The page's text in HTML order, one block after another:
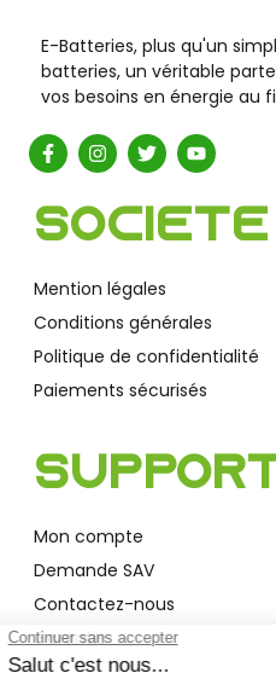
E-Batteries, plus qu'un
batteries, un véritable
vos besoins en énergie au
Société
Mention légales
Conditions générales
Politique de confidentialité
Paiements sécurisés
Mon compte
Demande SAV
Contactez-nous
Garantie